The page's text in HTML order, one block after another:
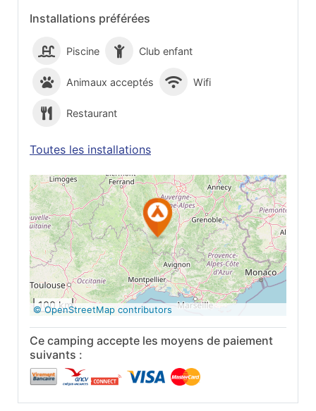
Installations préférées
Piscine Club enfant
Animaux acceptés Wifi
Restaurant
Toutes les installations
Voir sur Google
Maps
100 km
© OpenStreetMap contributors
Ce camping accepte les moyens de paiement
suivants :